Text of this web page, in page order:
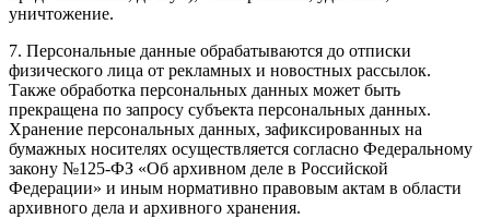
уничтожение.
7. Персональные данные обрабатываются до отписки
физического лица от рекламных и новостных рассылок.
Также обработка персональных данных может быть
прекращена по запросу субъекта персональных данных.
Хранение персональных данных, зафиксированных на
бумажных носителях осуществляется согласно Федеральному
закону №125-ФЗ «Об архивном деле в Российской
Федерации» и иным нормативно правовым актам в области
архивного дела и архивного хранения.